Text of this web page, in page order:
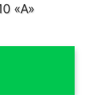
«А»